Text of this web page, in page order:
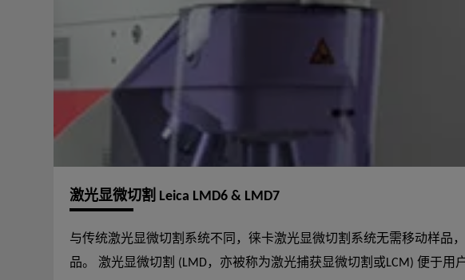
激光显微切割 Leica LMD6 & LMD7
与传统激光显微切割系统不同，徕卡激光显微切割系统无需移动样品
品。 激光显微切割 (LMD，亦被称为激光捕获显微切割或LCM) 便于用户分离特定的单个细胞或整个组织区域。徕卡激光显微切割系统采用独特的激光设计和易用的动